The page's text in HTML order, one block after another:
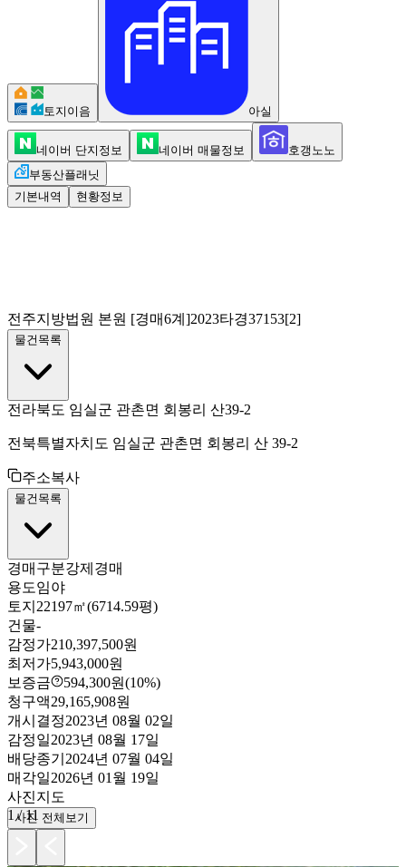
토지이음 아실
네이버 단지정보 네이버 매물정보
호갱노노
부동산플래닛
기본내역
현황정보
전주지방법원 본원 [경매6계]2023타경37153[2]
물건목록
전라북도 임실군 관촌면 회봉리 산39-2
전북특별자치도 임실군 관촌면 회봉리 산 39-2
주소복사
물건목록
경매구분강제경매
용도임야
토지 22197㎡(6714.59평)
건물-
감정가210,397,500원
최저가5,943,000원
보증금
594,300원(10%)
청구액29,165,908원
개시결정2023년 08월 02일
감정일2023년 08월 17일
배당종기 2024년 07월 04일
매각일2026년 01월 19일
사진지도
1 /11
사진 전체보기